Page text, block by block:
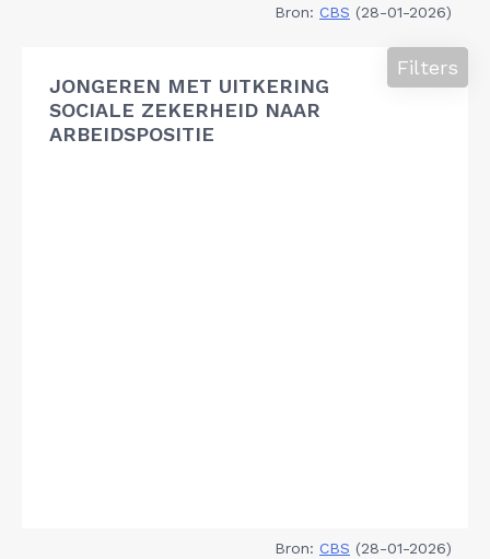
Bron: CBS (28-01-2026)
JONGEREN MET UITKERING
SOCIALE ZEKERHEID NAAR
ARBEIDSPOSITIE
Filters
Bron: CBS (28-01-2026)